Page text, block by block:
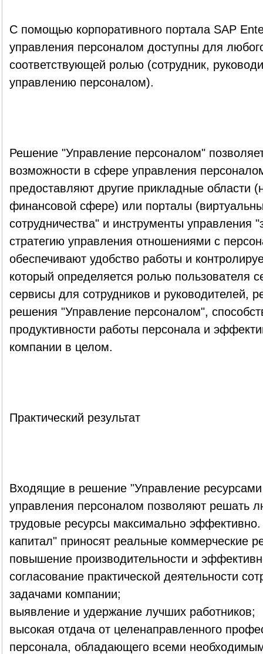
С помощью корпоративного портала SAP
управления персоналом доступны для
соответствующей ролью (сотрудник,
управлению персоналом).
Решение "Управление персоналом"
возможности в сфере управления
предоставляют другие прикладные области
финансовой сфере) или порталы
сотрудничества" и инструменты управления
стратегию управления отношениями с
обеспечивают удобство работы и
который определяется ролью пользователя
сервисы для сотрудников и руководителей,
решения "Управление персоналом",
продуктивности работы персонала и
компании в целом.
Практический результат
Входящие в решение "Управление
управления персоналом позволяют решать
трудовые ресурсы максимально эффективно.
капитал" приносят реальные коммерческие
повышение производительности и
согласование практической деятельности
задачами компании;
выявление и удержание лучших работников;
высокая отдача от целенаправленного
персонала, обладающего всеми